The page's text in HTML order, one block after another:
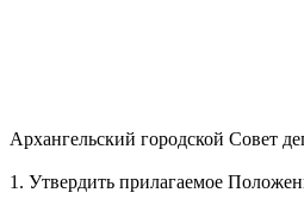
Архангельский городской Совет
1. Утвердить прилагаемое